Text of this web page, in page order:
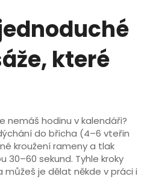
které
nemáš hodinu v kalendáři?
do břicha (4–6 vteřin
kroužení rameny a tlak
30–60 sekund. Tyhle kroky
je dělat někde v práci i